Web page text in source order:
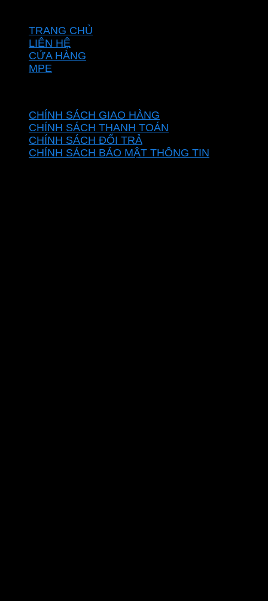
TRANG CHỦ
LIÊN HỆ
CỬA HÀNG
MPE
CHÍNH SÁCH GIAO HÀNG
CHÍNH SÁCH THANH TOÁN
CHÍNH SÁCH ĐỔI TRẢ
CHÍNH SÁCH BẢO MẬT THÔNG TIN